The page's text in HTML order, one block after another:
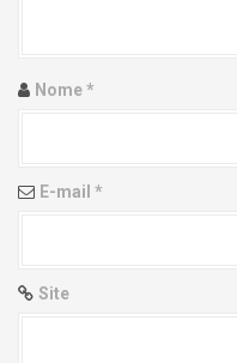
i
n
Nome*
E-mail *
Site